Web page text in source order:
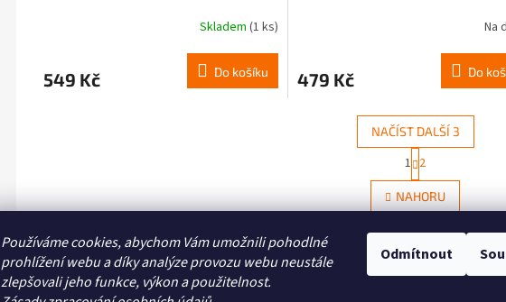
Používáme cookies, abychom Vám umožnili pohodlné
prohlížení webu a díky analýze provozu webu neustále
zlepšovali jeho funkce, výkon a použitelnost.
Odmítnout
Skladem (1 ks)
549 Kč Do košíku
Na
479 Kč Do
O
v
l
d
a
c
NAČÍST DALŠÍ 3
S
t
r
á
n
k
o
v
á
1 2
NAHORU
Zboží.cz Heureka.cz